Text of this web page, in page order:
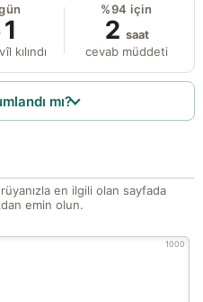
kılındı
%94 için
2 saat
cevab müddeti
mı?
en ilgili olan sayfada
emin olun.
1000